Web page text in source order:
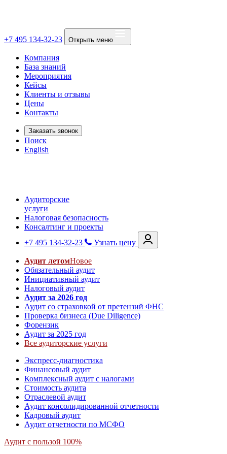
+7 495 134-32-23 Открыть меню
Компания
База знаний
Мероприятия
Кейсы
Клиенты и отзывы
Цены
Контакты
Заказать звонок
Поиск
English
Аудиторские
услуги
Налоговая безопасность
Консалтинг и проекты
+7 495 134-32-23
Узнать цену
Аудит летомНовое
Обязательный аудит
Инициативный аудит
Налоговый аудит
Аудит за 2026 год
Аудит со страховкой от претензий ФНС
Проверка бизнеса (Due Diligence)
Форензик
Аудит за 2025 год
Все аудиторские услуги
Экспресс-диагностика
Финансовый аудит
Комплексный аудит с налогами
Стоимость аудита
Отраслевой аудит
Аудит консолидированной отчетности
Кадровый аудит
Аудит отчетности по МСФО
Аудит с пользой 100%